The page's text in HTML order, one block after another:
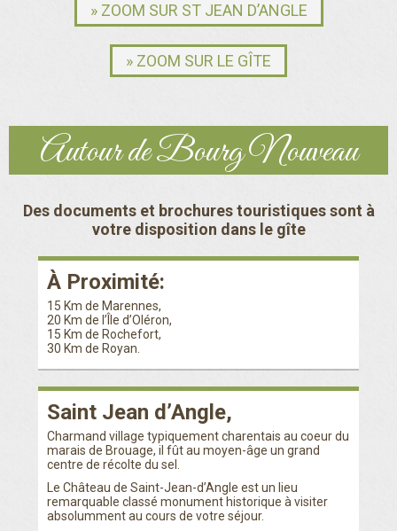
Do you own this website? OK
» ZOOM SUR ST JEAN D’ANGLE
» ZOOM SUR LE GÎTE
Autour de Bourg Nouveau
Des documents et brochures touristiques sont à
votre disposition dans le gîte
À Proximité:
15 Km de Marennes,
20 Km de l’Île d’Oléron,
15 Km de Rochefort,
30 Km de Royan.
Saint Jean d’Angle,
Charmand village typiquement charentais au coeur du
marais de Brouage, il fût au moyen-âge un grand
centre de récolte du sel.
Le Château de Saint-Jean-d’Angle est un lieu
remarquable classé monument historique à visiter
absolumment au cours de votre séjour.